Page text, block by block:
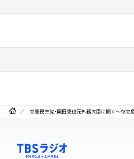
立憲民主党・岡田克也元外務大臣に聞く～存立